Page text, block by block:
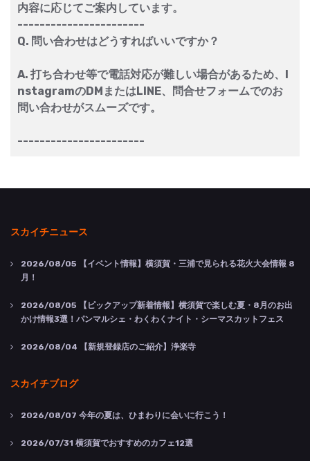
内容に応じてご案内しています。
-----------------------
Q. 問い合わせはどうすればいいですか？
A. 打ち合わせ等で電話対応が難しい場合があるため、I
nstagramのDMまたはLINE、問合せフォームでのお
問い合わせがスムーズです。
-----------------------
スカイチニュース
2026/08/05 【イベント情報】横須賀・三浦で見られる花火大会情報 8
月！
2026/08/05 【ピックアップ新着情報】横須賀で楽しむ夏・8月のお出
かけ情報3選！パンマルシェ・わくわくナイト・シーマスカットフェス
2026/08/04 【新規登録店のご紹介】浄楽寺
スカイチブログ
2026/08/07 今年の夏は、ひまわりに会いに行こう！
2026/07/31 横須賀でおすすめのカフェ12選